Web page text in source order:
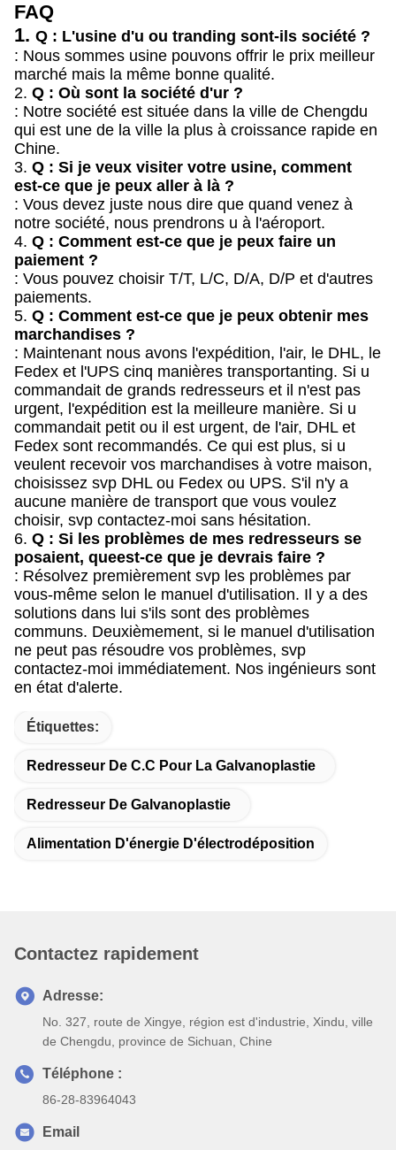
FAQ
1. Q : L'usine d'u ou tranding sont-ils société ?
: Nous sommes usine pouvons offrir le prix meilleur
marché mais la même bonne qualité.
2. Q : Où sont la société d'ur ?
: Notre société est située dans la ville de Chengdu
qui est une de la ville la plus à croissance rapide en
Chine.
3. Q : Si je veux visiter votre usine, comment
est-ce que je peux aller à là ?
: Vous devez juste nous dire que quand venez à
notre société, nous prendrons u à l'aéroport.
4. Q : Comment est-ce que je peux faire un
paiement ?
: Vous pouvez choisir T/T, L/C, D/A, D/P et d'autres
paiements.
5. Q : Comment est-ce que je peux obtenir mes
marchandises ?
: Maintenant nous avons l'expédition, l'air, le DHL, le
Fedex et l'UPS cinq manières transportanting. Si u
commandait de grands redresseurs et il n'est pas
urgent, l'expédition est la meilleure manière. Si u
commandait petit ou il est urgent, de l'air, DHL et
Fedex sont recommandés. Ce qui est plus, si u
veulent recevoir vos marchandises à votre maison,
choisissez svp DHL ou Fedex ou UPS. S'il n'y a
aucune manière de transport que vous voulez
choisir, svp contactez-moi sans hésitation.
6. Q : Si les problèmes de mes redresseurs se
posaient, queest-ce que je devrais faire ?
: Résolvez premièrement svp les problèmes par
vous-même selon le manuel d'utilisation. Il y a des
solutions dans lui s'ils sont des problèmes
communs. Deuxièmement, si le manuel d'utilisation
ne peut pas résoudre vos problèmes, svp
contactez-moi immédiatement. Nos ingénieurs sont
en état d'alerte.
Étiquettes:
Redresseur De C.C Pour La Galvanoplastie
Redresseur De Galvanoplastie
Alimentation D'énergie D'électrodéposition
Contactez rapidement
Adresse:
No. 327, route de Xingye, région est d'industrie, Xindu, ville
de Chengdu, province de Sichuan, Chine
Téléphone :
86-28-83964043
Email